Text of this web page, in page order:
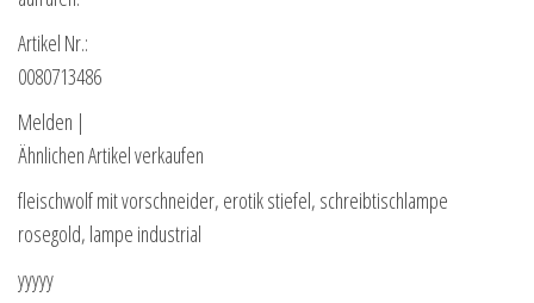
Artikel Nr.:
0080713486
Melden |
Ähnlichen Artikel verkaufen
fleischwolf mit vorschneider, erotik stiefel, schreibtischlampe
rosegold, lampe industrial
yyyyy